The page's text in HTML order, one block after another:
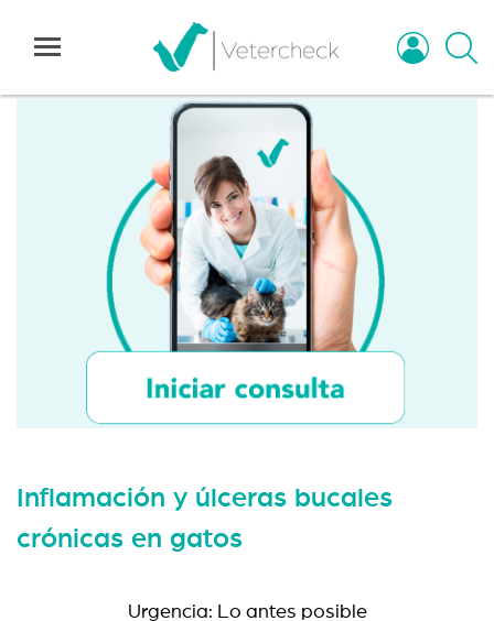
Inflamación y úlceras bucales
crónicas en gatos
Urgencia: Lo antes posible